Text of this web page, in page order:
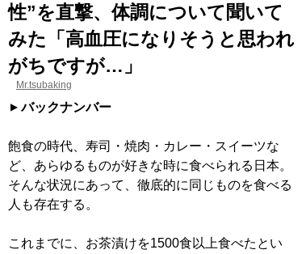
性”を直撃、体調について聞いて
みた「高血圧になりそうと思われ
がちですが…」
Mr.tsubaking
バックナンバー
飽食の時代、寿司・焼肉・カレー・スイーツな
ど、あらゆるものが好きな時に食べられる日本。
そんな状況にあって、徹底的に同じものを食べる
人も存在する。
これまでに、お茶漬けを1500食以上食べたとい